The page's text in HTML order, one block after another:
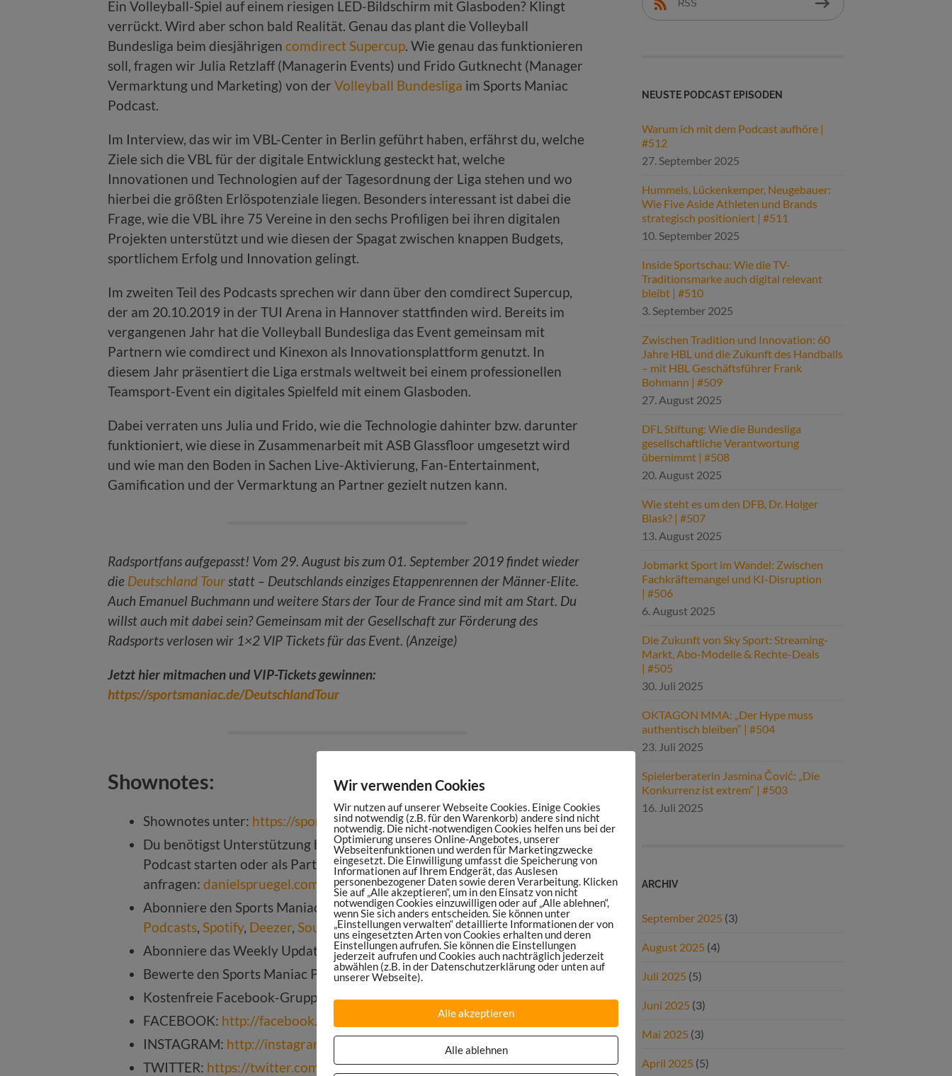
Ein Volleyball-Spiel auf einem riesigen LED-Bildschirm mit Glasboden? Klingt
verrückt. Wird aber schon bald Realität. Genau das plant die Volleyball
Bundesliga beim diesjährigen comdirect Supercup. Wie genau das funktionieren
soll, fragen wir Julia Retzlaff (Managerin Events) und Frido Gutknecht (Manager
Vermarktung und Marketing) von der Volleyball Bundesliga im Sports Maniac
Podcast.
Im Interview, das wir im VBL-Center in Berlin geführt haben, erfährst du, welche
Ziele sich die VBL für der digitale Entwicklung gesteckt hat, welche
Innovationen und Technologien auf der Tagesordnung der Liga stehen und wo
hierbei die größten Erlöspotenziale liegen. Besonders interessant ist dabei die
Frage, wie die VBL ihre 75 Vereine in den sechs Profiligen bei ihren digitalen
Projekten unterstützt und wie diesen der Spagat zwischen knappen Budgets,
sportlichem Erfolg und Innovation gelingt.
Im zweiten Teil des Podcasts sprechen wir dann über den comdirect Supercup,
der am 20.10.2019 in der TUI Arena in Hannover stattfinden wird. Bereits im
vergangenen Jahr hat die Volleyball Bundesliga das Event gemeinsam mit
Partnern wie comdirect und Kinexon als Innovationsplattform genutzt. In
diesem Jahr präsentiert die Liga erstmals weltweit bei einem professionellen
Teamsport-Event ein digitales Spielfeld mit einem Glasboden.
Dabei verraten uns Julia und Frido, wie die Technologie dahinter bzw. darunter
funktioniert, wie diese in Zusammenarbeit mit ASB Glassfloor umgesetzt wird
und wie man den Boden in Sachen Live-Aktivierung, Fan-Entertainment,
Gamification und der Vermarktung an Partner gezielt nutzen kann.
Radsportfans aufgepasst! Vom 29. August bis zum 01. September 2019 findet wieder
die Deutschland Tourstatt – Deutschlands einziges Etappenrennen der Männer-Elite.
Auch Emanuel Buchmann und weitere Stars der Tour de France sind mit am Start. Du
willst auch mit dabei sein? Gemeinsam mit der Gesellschaft zur Förderung des
Radsports verlosen wir 1×2 VIP Tickets für das Event. (Anzeige)
Jetzt hier mitmachen und VIP-Tickets gewinnen:
https://sportsmaniac.de/DeutschlandTour
Shownotes:
Shownotes unter: https://sportsmaniac.de/episode144
Du benötigst Unterstützung bei deinem digitalen Marketing, willst einen
Podcast starten oder als Partner im Sports Maniac Podcast werben? Hier
anfragen: danielspruegel.com
Abonniere den Sports Maniac Podcast aufApple Podcasts,Google
Podcasts, Spotify, Deezer, SoundcloudoderTuneIn
Abonniere das Weekly Update:
sportsmaniac.de/weekly-update
Bewerte den Sports Maniac Podcast:sportsmaniac.de/bewertung
Kostenfreie Facebook-Gruppe:
https://sportsmaniac.de/community
FACEBOOK: http://facebook.com/sportsmaniacDE
INSTAGRAM: http://instagram.com/danielspruegel
TWITTER: https://twitter.com/DanielSpruegel
RSS
NEUSTE PODCAST EPISODEN
Warum ich mit dem Podcast aufhöre |
#512
27. September 2025
Hummels, Lückenkemper, Neugebauer:
Wie Five Aside Athleten und Brands
strategisch positioniert | #511
10. September 2025
Inside Sportschau: Wie die TV-
Traditionsmarke auch digital relevant
bleibt | #510
3. September 2025
Zwischen Tradition und Innovation: 60
Jahre HBL und die Zukunft des Handballs
– mit HBL Geschäftsführer Frank
Bohmann | #509
27. August 2025
DFL Stiftung: Wie die Bundesliga
gesellschaftliche Verantwortung
übernimmt | #508
20. August 2025
Wie steht es um den DFB, Dr. Holger
Blask? | #507
13. August 2025
Jobmarkt Sport im Wandel: Zwischen
Fachkräftemangel und KI-Disruption
| #506
6. August 2025
Die Zukunft von Sky Sport: Streaming-
Markt, Abo-Modelle & Rechte-Deals
| #505
30. Juli 2025
OKTAGON MMA: „Der Hype muss
authentisch bleiben“ | #504
23. Juli 2025
Spielerberaterin Jasmina Čović: „Die
Konkurrenz ist extrem“ | #503
16. Juli 2025
ARCHIV
September 2025 (3)
August 2025 (4)
Juli 2025 (5)
Juni 2025 (3)
Mai 2025 (3)
April 2025 (5)
Wir verwenden Cookies
Wir nutzen auf unserer Webseite Cookies. Einige Cookies
sind notwendig (z.B. für den Warenkorb) andere sind nicht
notwendig. Die nicht-notwendigen Cookies helfen uns bei der
Optimierung unseres Online-Angebotes, unserer
Webseitenfunktionen und werden für Marketingzwecke
eingesetzt. Die Einwilligung umfasst die Speicherung von
Informationen auf Ihrem Endgerät, das Auslesen
personenbezogener Daten sowie deren Verarbeitung. Klicken
Sie auf „Alle akzeptieren“, um in den Einsatz von nicht
notwendigen Cookies einzuwilligen oder auf „Alle ablehnen“,
wenn Sie sich anders entscheiden. Sie können unter
„Einstellungen verwalten“ detaillierte Informationen der von
uns eingesetzten Arten von Cookies erhalten und deren
Einstellungen aufrufen. Sie können die Einstellungen
jederzeit aufrufen und Cookies auch nachträglich jederzeit
abwählen (z.B. in der Datenschutzerklärung oder unten auf
unserer Webseite).
Alle akzeptieren
Alle ablehnen